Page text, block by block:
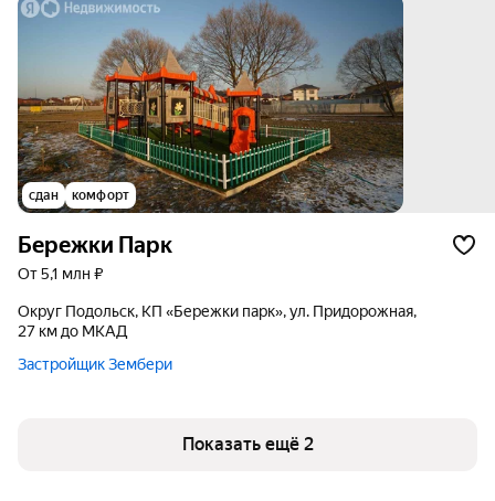
сдан комфорт
Бережки Парк
от 5,1 млн ₽
округ Подольск, КП «Бережки парк», ул. Придорожная,
27 км до МКАД
Застройщик Зембери
Показать ещё 2